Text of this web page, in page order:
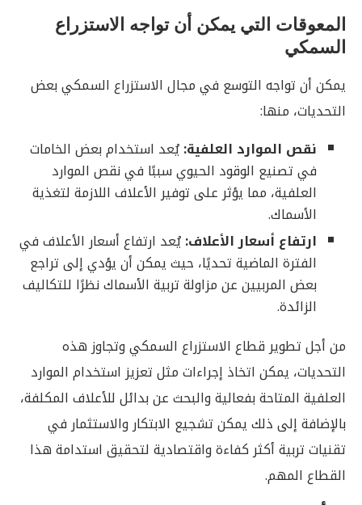
المعوقات التي يمكن أن تواجه الاستزراع
السمكي
يمكن أن تواجه التوسع في مجال الاستزراع السمكي بعض
التحديات، منها:
نقص الموارد العلفية:يُعد استخدام بعض الخامات
في تصنيع الوقود الحيوي سببًا في نقص الموارد
العلفية، مما يؤثر على توفير الأعلاف اللازمة لتغذية
الأسماك.
ارتفاع أسعار الأعلاف:يُعد ارتفاع أسعار الأعلاف في
الفترة الماضية تحديًا، حيث يمكن أن يؤدي إلى تراجع
بعض المربيين عن مزاولة تربية الأسماك نظرًا للتكاليف
الزائدة.
من أجل تطوير قطاع الاستزراع السمكي وتجاوز هذه
التحديات، يمكن اتخاذ إجراءات مثل تعزيز استخدام الموارد
العلفية المتاحة بفعالية والبحث عن بدائل للأعلاف المكلفة،
بالإضافة إلى ذلك يمكن تشجيع الابتكار والاستثمار في
تقنيات تربية أكثر كفاءة واقتصادية لتحقيق استدامة هذا
القطاع المهم.